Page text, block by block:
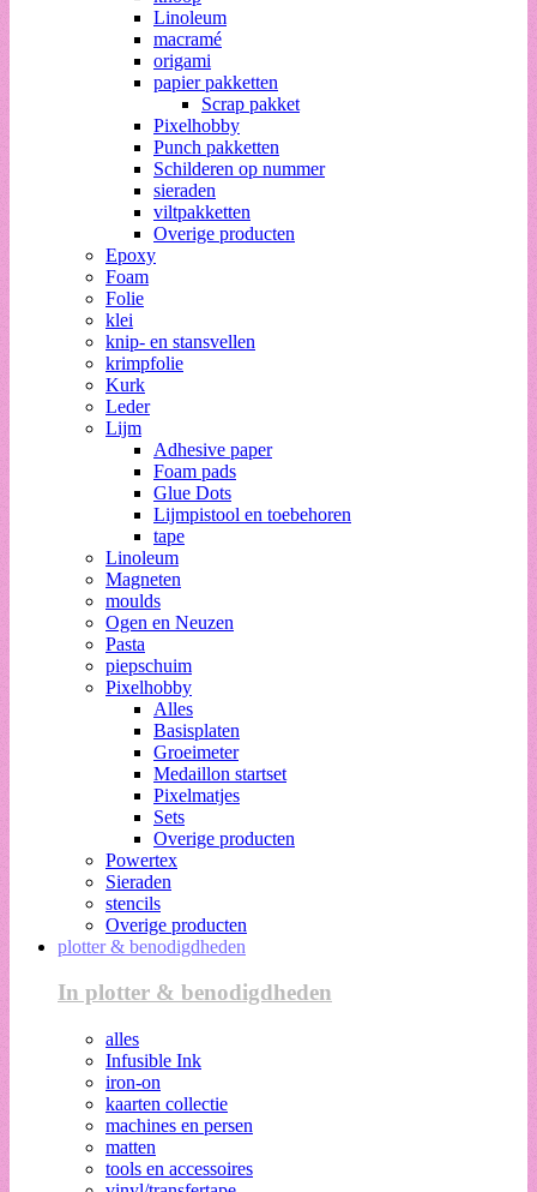
Linoleum
macramé
origami
papier pakketten
Scrap pakket
Pixelhobby
Punch pakketten
Schilderen op nummer
sieraden
viltpakketten
Overige producten
Epoxy
Foam
Folie
klei
knip- en stansvellen
krimpfolie
Kurk
Leder
Lijm
Adhesive paper
Foam pads
Glue Dots
Lijmpistool en toebehoren
tape
Linoleum
Magneten
moulds
Ogen en Neuzen
Pasta
piepschuim
Pixelhobby
Alles
Basisplaten
Groeimeter
Medaillon startset
Pixelmatjes
Sets
Overige producten
Powertex
Sieraden
stencils
Overige producten
plotter & benodigdheden
In plotter & benodigdheden
alles
Infusible Ink
iron-on
kaarten collectie
machines en persen
matten
tools en accessoires